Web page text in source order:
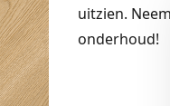
uitzien.
onderhoud!